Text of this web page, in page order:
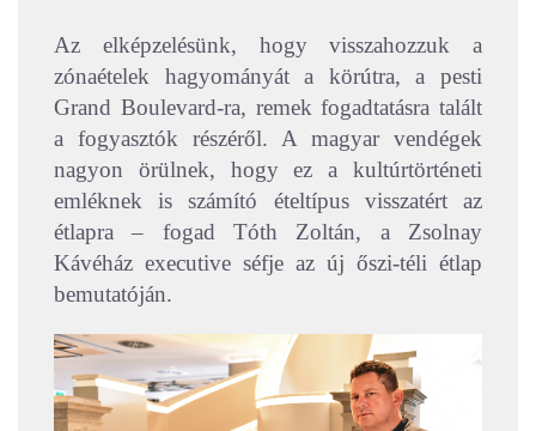
Az elképzelésünk, hogy visszahozzuk a
zónaételek hagyományát a körútra, a pesti
Grand Boulevard-ra, remek fogadtatásra talált
a fogyasztók részéről. A magyar vendégek
nagyon örülnek, hogy ez a kultúrtörténeti
emléknek is számító ételtípus visszatért az
étlapra – fogad Tóth Zoltán, a Zsolnay
Kávéház executive séfje az új őszi-téli étlap
bemutatóján.